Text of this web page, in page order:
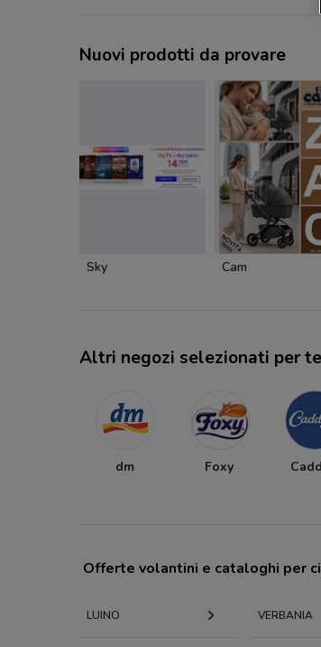
Nuovi prodotti da provare
Sky Cam
Altri negozi selezionati per te
dm Foxy
Offerte volantini e cataloghi per
LUINO VERBANIA